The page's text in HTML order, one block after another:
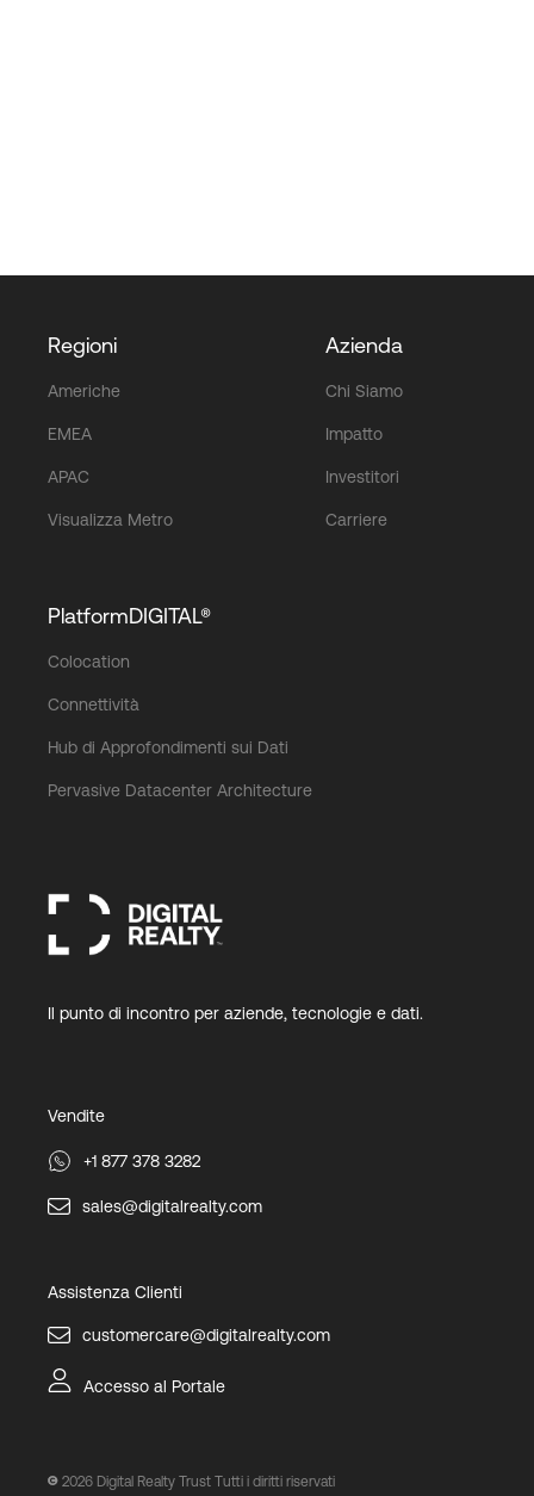
Regioni
Americhe
EMEA
APAC
Visualizza Metro
Azienda
Chi Siamo
Impatto
Investitori
Carriere
PlatformDIGITAL®
Colocation
Connettività
Hub di Approfondimenti sui Dati
Pervasive Datacenter Architecture
Il punto di incontro per aziende, tecnologie e dati.
Vendite
+1 877 378 3282
sales@digitalrealty.com
Assistenza Clienti
customercare@digitalrealty.com
Accesso al Portale
2026 Digital Realty Trust Tutti i diritti riservati